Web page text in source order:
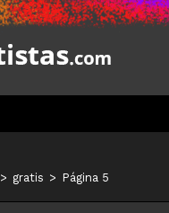
> gratis > Página 5